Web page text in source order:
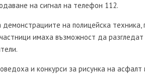
на сигнал на телефон 112.
на полицейска
имаха възможност да
и конкурси за рисунка на асфалт